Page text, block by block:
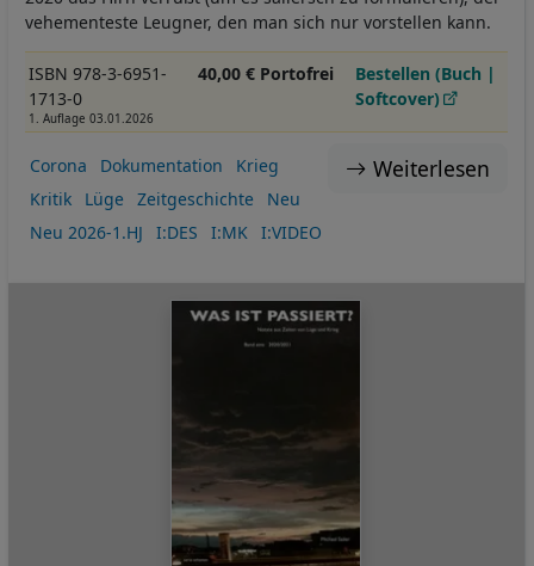
vehementeste Leugner, den man sich nur vorstellen kann.
ISBN 978-3-6951-
1713-0
1. Auflage 03.01.2026
40,00 € Portofrei
Bestellen (Buch |
Softcover)
Weiterlesen
Corona Dokumentation
Krieg
Kritik
Lüge Zeitgeschichte
Neu
Neu 2026-1.HJ
I:DES I:MK I:VIDEO